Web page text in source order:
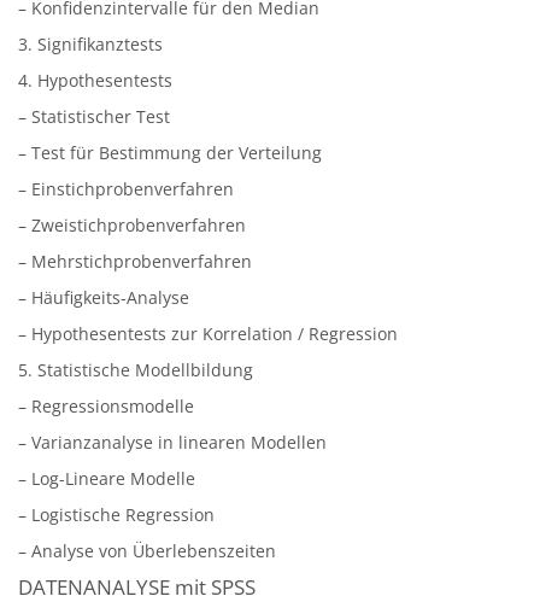
– Konfidenzintervalle für den Median
3. Signifikanztests
4. Hypothesentests
– Statistischer Test
– Test für Bestimmung der Verteilung
– Einstichprobenverfahren
– Zweistichprobenverfahren
– Mehrstichprobenverfahren
– Häufigkeits-Analyse
– Hypothesentests zur Korrelation / Regression
5. Statistische Modellbildung
– Regressionsmodelle
– Varianzanalyse in linearen Modellen
– Log-Lineare Modelle
– Logistische Regression
– Analyse von Überlebenszeiten
DATENANALYSE mit SPSS